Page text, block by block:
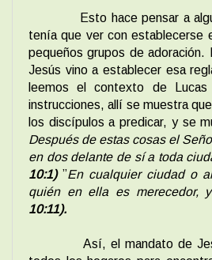
Esto hace pensar a
tenía que ver con establecerse
pequeños grupos de
Jesús vino a establecer esa
leemos el contexto de
instrucciones, allí se muestra
los discípulos a predicar, y se
Después de estas cosas el
en dos delante de sí a toda
10:1)”En cualquier ciudad o
quién en ella es merecedor,
10:11).
Así, el mandato de